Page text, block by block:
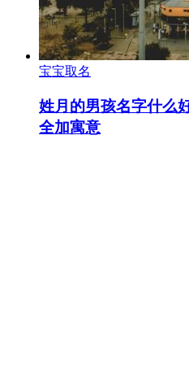
宝宝取名
姓月的男孩名字什么
全加寓意